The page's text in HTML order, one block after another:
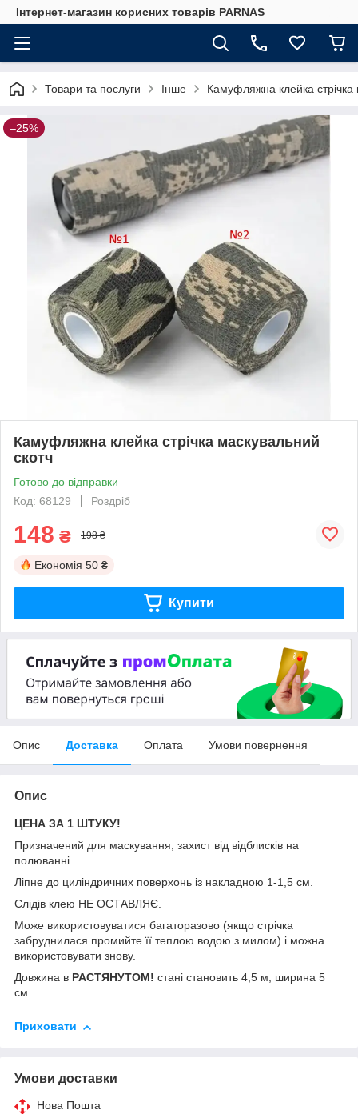
Інтернет-магазин корисних товарів PARNAS
Товари та послуги Інше Камуфляжна клейка стрічка
–25%
Камуфляжна клейка стрічка маскувальний
скотч
Готово до відправки
Код: 68129
Роздріб
148 ₴ 198 ₴
Економія 50 ₴
Купити
Опис Доставка Оплата Умови повернення
Опис
ЦЕНА ЗА 1 ШТУКУ!
Призначений для маскування, захист від відблисків на
полюванні.
Ліпне до циліндричних поверхонь із накладною 1-1,5 см.
Слідів клею НЕ ОСТАВЛЯЄ.
Може використовуватися багаторазово (якщо стрічка
забруднилася промийте її теплою водою з милом) і можна
використовувати знову.
Довжина в РАСТЯНУТОМ! стані становить 4,5 м, ширина 5
см.
Приховати
Умови доставки
Нова Пошта